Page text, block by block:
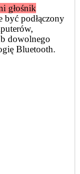
głośnik
być podłączony
dowolnego
Bluetooth.